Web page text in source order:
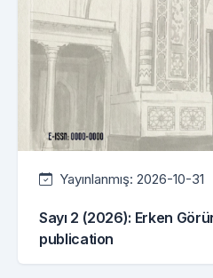
Yayınlanmış: 2026-10-31
Sayı 2 (2026): Erken
publication